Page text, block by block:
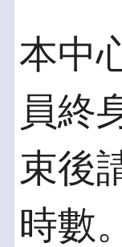
本中
員終
束後
時數。